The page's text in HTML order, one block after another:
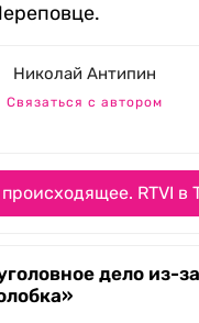
Николай Антипин
Связаться с автором
RTVI в
дело из-